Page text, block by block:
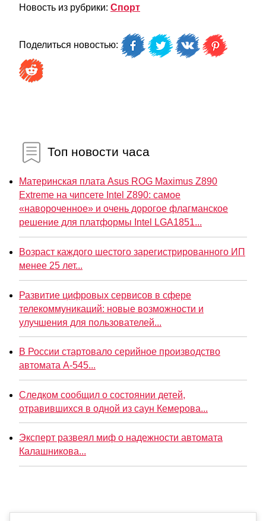
Новость из рубрики: Спорт
Поделиться новостью:
Топ новости часа
Материнская плата Asus ROG Maximus Z890
Extreme на чипсете Intel Z890: самое
«навороченное» и очень дорогое флагманское
решение для платформы Intel LGA1851...
Возраст каждого шестого зарегистрированного ИП
менее 25 лет...
Развитие цифровых сервисов в сфере
телекоммуникаций: новые возможности и
улучшения для пользователей...
В России стартовало серийное производство
автомата А-545...
Следком сообщил о состоянии детей,
отравившихся в одной из саун Кемерова...
Эксперт развеял миф о надежности автомата
Калашникова...